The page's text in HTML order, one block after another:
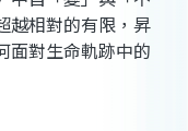
越相對的有限，昇
面對生命軌跡中的